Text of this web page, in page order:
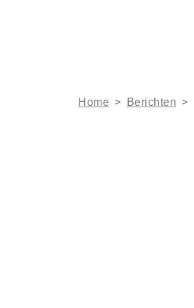
Home > Berichten >